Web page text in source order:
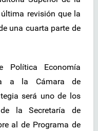
revisión que la
una cuarta parte de
Política Economía
a la Cámara de
será uno de los
la Secretaría de
al de Programa de